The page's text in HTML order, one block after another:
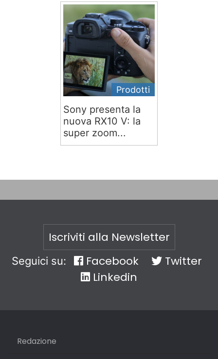
Prodotti
Sony presenta la
nuova RX10 V: la
super zoom...
Iscriviti alla Newsletter
Seguici su: Facebook
Twitter
Linkedin
Redazione